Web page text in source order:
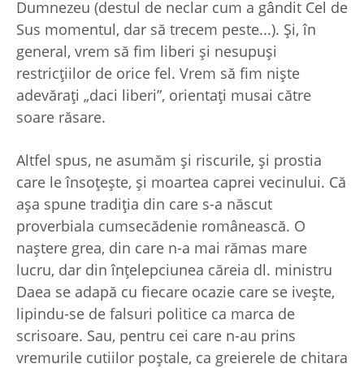
Dumnezeu (destul de neclar cum a gândit Cel de
Sus momentul, dar să trecem peste...). Şi, în
general, vrem să fim liberi şi nesupuşi
restricţiilor de orice fel. Vrem să fim nişte
adevăraţi „daci liberi”, orientaţi musai către
soare răsare.
Altfel spus, ne asumăm şi riscurile, şi prostia
care le însoţeşte, şi moartea caprei vecinului. Că
aşa spune tradiţia din care s-a născut
proverbiala cumsecădenie românească. O
naştere grea, din care n-a mai rămas mare
lucru, dar din înţelepciunea căreia dl. ministru
Daea se adapă cu fiecare ocazie care se iveşte,
lipindu-se de falsuri politice ca marca de
scrisoare. Sau, pentru cei care n-au prins
vremurile cutiilor poştale, ca greierele de chitara